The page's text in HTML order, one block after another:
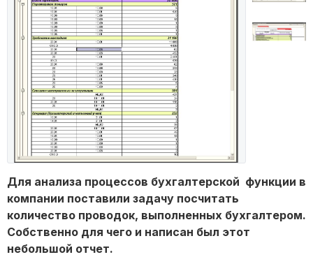
Для анализа процессов бухгалтерской функции в
компании поставили задачу посчитать
количество проводок, выполненных бухгалтером.
Собственно для чего и написан был этот
небольшой отчет.